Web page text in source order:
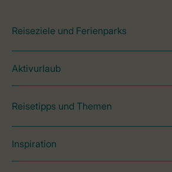
Reiseziele und Ferienparks
Aktivurlaub
Reisetipps und Themen
Inspiration